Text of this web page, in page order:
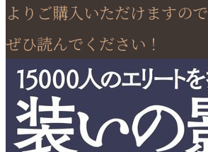
よりご購入いただけますので
ぜひ読んでください！